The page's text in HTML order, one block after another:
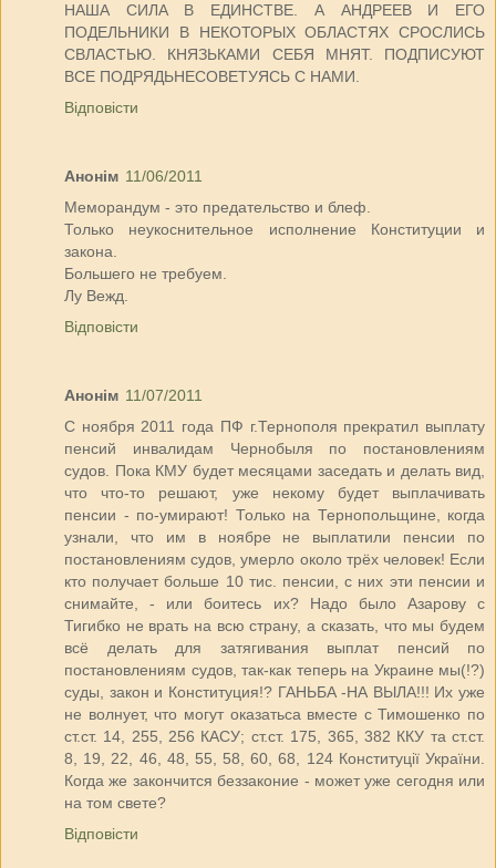
НАША СИЛА В ЕДИНСТВЕ. А АНДРЕЕВ И ЕГО
ПОДЕЛЬНИКИ В НЕКОТОРЫХ ОБЛАСТЯХ СРОСЛИСЬ
СВЛАСТЬЮ. КНЯЗЬКАМИ СЕБЯ МНЯТ. ПОДПИСУЮТ
ВСЕ ПОДРЯДЬНЕСОВЕТУЯСЬ С НАМИ.
Відповісти
Анонім 11/06/2011
Меморандум - это предательство и блеф.
Только неукоснительное исполнение Конституции и
закона.
Большего не требуем.
Лу Вежд.
Відповісти
Анонім 11/07/2011
С ноября 2011 года ПФ г.Тернополя прекратил выплату
пенсий инвалидам Чернобыля по постановлениям
судов. Пока КМУ будет месяцами заседать и делать вид,
что что-то решают, уже некому будет выплачивать
пенсии - по-умирают! Только на Тернопольщине, когда
узнали, что им в ноябре не выплатили пенсии по
постановлениям судов, умерло около трёх человек! Если
кто получает больше 10 тис. пенсии, с них эти пенсии и
снимайте, - или боитесь их? Надо было Азарову с
Тигибко не врать на всю страну, а сказать, что мы будем
всё делать для затягивания выплат пенсий по
постановлениям судов, так-как теперь на Украине мы(!?)
суды, закон и Конституция!? ГАНЬБА -НА ВЫЛА!!! Их уже
не волнует, что могут оказатьса вместе с Тимошенко по
ст.ст. 14, 255, 256 КАСУ; ст.ст. 175, 365, 382 ККУ та ст.ст.
8, 19, 22, 46, 48, 55, 58, 60, 68, 124 Конституції України.
Когда же закончится беззаконие - может уже сегодня или
на том свете?
Відповісти